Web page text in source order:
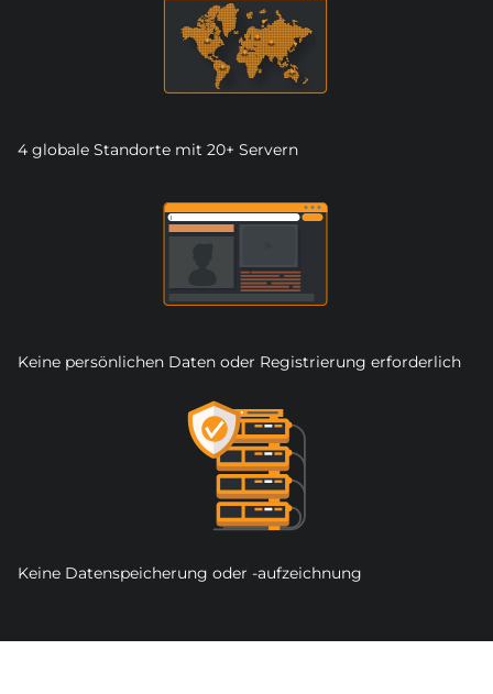
4 globale Standorte mit 20+ Servern
Keine persönlichen Daten oder Registrierung erforderlich
Keine Datenspeicherung oder -aufzeichnung